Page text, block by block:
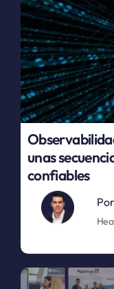
unas
confiables
Por